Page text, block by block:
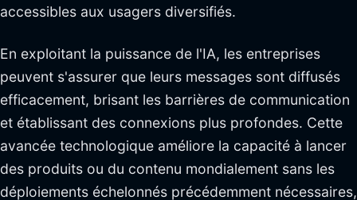
accessibles aux usagers diversifiés.
En exploitant la puissance de l'IA, les entreprises
peuvent s'assurer que leurs messages sont diffusés
efficacement, brisant les barrières de communication
et établissant des connexions plus profondes. Cette
avancée technologique améliore la capacité à lancer
des produits ou du contenu mondialement sans les
déploiements échelonnés précédemment nécessaires,